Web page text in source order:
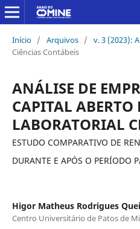
Início / Arquivos / v. 3 (2023):
Ciências Contábeis
ANÁLISE DE
CAPITAL ABERTO
LABORATORIAL
ESTUDO COMPARATIVO DE
DURANTE E APÓS O PERÍODO
Higor Matheus Rodrigues
Centro Universitário de Patos de